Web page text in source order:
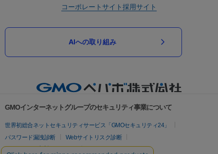
コーポレートサイト採用サイト
AIへの取り組み
GMOインターネットグループのセキュリティ事業について
世界初総合ネットセキュリティサービス「GMOセキュリティ24」
パスワード漏洩診断
Webサイトリスク診断
セキュリティ相談AIチャットボット